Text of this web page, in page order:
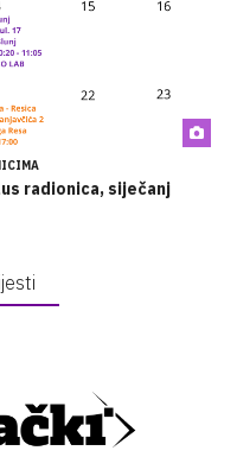
radionica, siječanj